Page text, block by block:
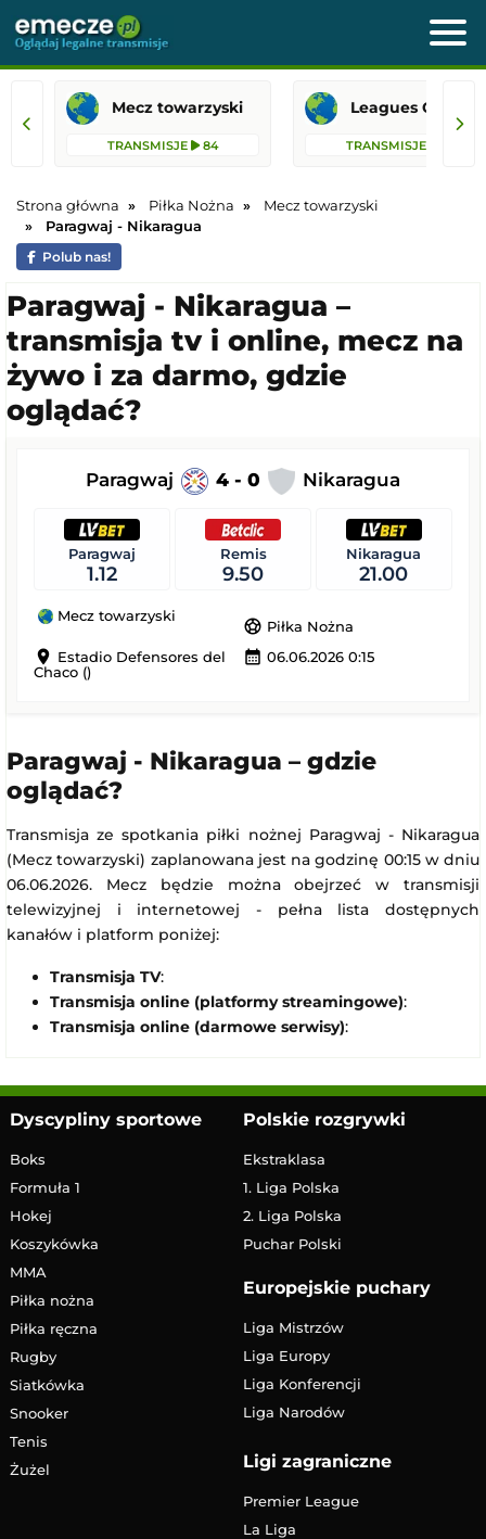
Mecz towarzyski
TRANSMISJE 84 TRANSMISJE
Strona główna Piłka Nożna
Mecz towarzyski
Paragwaj - Nikaragua
Polub nas!
Paragwaj - Nikaragua –
transmisja tv i online, mecz na
żywo i za darmo, gdzie
oglądać?
Paragwaj 4 - 0 Nikaragua
Paragwaj
1.12
Remis
9.50
Nikaragua
21.00
Mecz towarzyski
sports_soccer Piłka Nożna
location_on Estadio Defensores del
Chaco ()
calendar_month 06.06.2026 0:15
Paragwaj - Nikaragua – gdzie
oglądać?
Transmisja ze spotkania piłki nożnej Paragwaj - Nikaragua
(Mecz towarzyski) zaplanowana jest na godzinę 00:15 w dniu
06.06.2026. Mecz będzie można obejrzeć w transmisji
telewizyjnej i internetowej - pełna lista dostępnych
kanałów i platform poniżej:
Transmisja TV:
Transmisja online (platformy streamingowe):
Transmisja online (darmowe serwisy):
Dyscypliny sportowe
Boks
Formuła 1
Hokej
Koszykówka
MMA
Piłka nożna
Piłka ręczna
Rugby
Siatkówka
Snooker
Tenis
Żużel
Polskie rozgrywki
Ekstraklasa
1. Liga Polska
2. Liga Polska
Puchar Polski
Europejskie puchary
Liga Mistrzów
Liga Europy
Liga Konferencji
Liga Narodów
Ligi zagraniczne
Premier League
La Liga